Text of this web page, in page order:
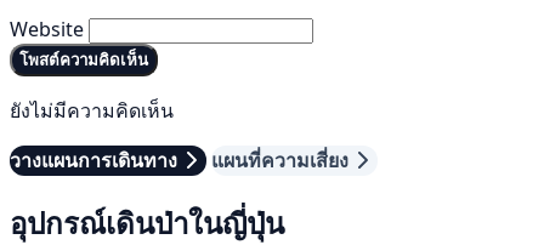
Website
โพสต์ความคิดเห็น
ยังไม่มีความคิดเห็น
วางแผนการเดินทาง
แผนที่ความเสี่ยง
อุปกรณ์เดินป่าในญี่ปุ่น